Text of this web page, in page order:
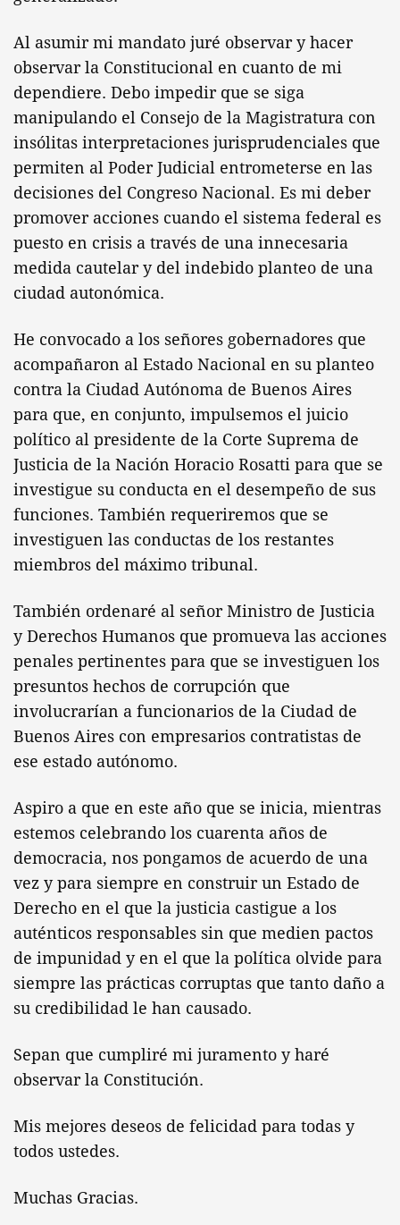
Al asumir mi mandato juré observar y hacer
observar la Constitucional en cuanto de mi
dependiere. Debo impedir que se siga
manipulando el Consejo de la Magistratura con
insólitas interpretaciones jurisprudenciales que
permiten al Poder Judicial entrometerse en las
decisiones del Congreso Nacional. Es mi deber
promover acciones cuando el sistema federal es
puesto en crisis a través de una innecesaria
medida cautelar y del indebido planteo de una
ciudad autonómica.
He convocado a los señores gobernadores que
acompañaron al Estado Nacional en su planteo
contra la Ciudad Autónoma de Buenos Aires
para que, en conjunto, impulsemos el juicio
político al presidente de la Corte Suprema de
Justicia de la Nación Horacio Rosatti para que se
investigue su conducta en el desempeño de sus
funciones. También requeriremos que se
investiguen las conductas de los restantes
miembros del máximo tribunal.
También ordenaré al señor Ministro de Justicia
y Derechos Humanos que promueva las acciones
penales pertinentes para que se investiguen los
presuntos hechos de corrupción que
involucrarían a funcionarios de la Ciudad de
Buenos Aires con empresarios contratistas de
ese estado autónomo.
Aspiro a que en este año que se inicia, mientras
estemos celebrando los cuarenta años de
democracia, nos pongamos de acuerdo de una
vez y para siempre en construir un Estado de
Derecho en el que la justicia castigue a los
auténticos responsables sin que medien pactos
de impunidad y en el que la política olvide para
siempre las prácticas corruptas que tanto daño a
su credibilidad le han causado.
Sepan que cumpliré mi juramento y haré
observar la Constitución.
Mis mejores deseos de felicidad para todas y
todos ustedes.
Muchas Gracias.